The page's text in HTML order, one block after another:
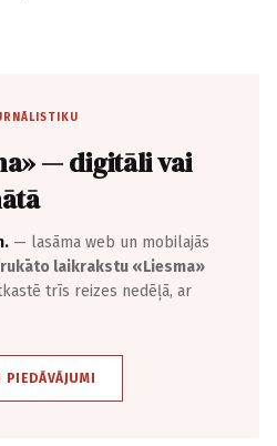
— digitāli vai
— lasāma web un mobilajās
laikrakstu «Liesma»
trīs reizes nedēļā, ar
PIEDĀVĀJUMI